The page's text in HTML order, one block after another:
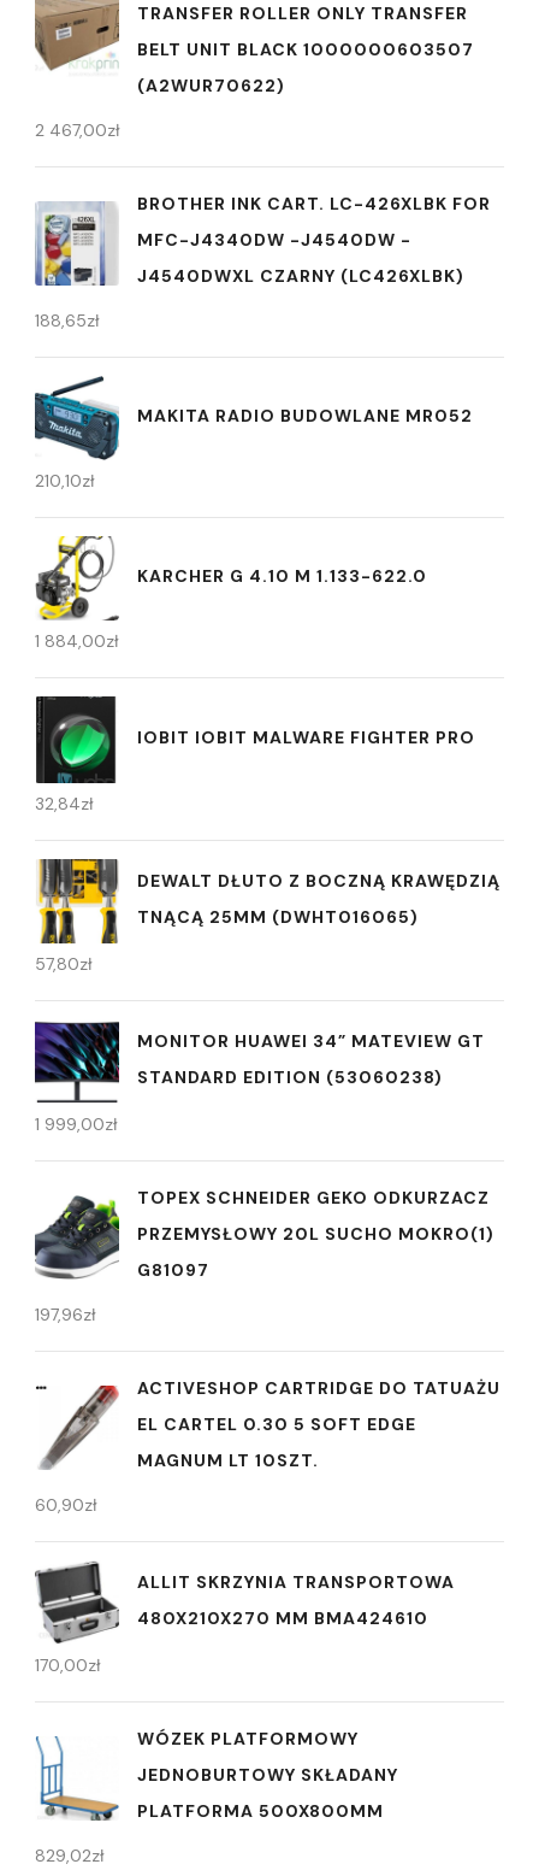
TRANSFER ROLLER ONLY TRANSFER
BELT UNIT BLACK 1000000603507
(A2WUR70622)
2 467,00zł
BROTHER INK CART. LC-426XLBK FOR
MFC-J4340DW -J4540DW -
J4540DWXL CZARNY (LC426XLBK)
188,65zł
MAKITA RADIO BUDOWLANE MR052
210,10zł
KARCHER G 4.10 M 1.133-622.0
1 884,00zł
IOBIT IOBIT MALWARE FIGHTER PRO
32,84zł
DEWALT DŁUTO Z BOCZNĄ KRAWĘDZIĄ
TNĄCĄ 25MM (DWHT016065)
57,80zł
MONITOR HUAWEI 34” MATEVIEW GT
STANDARD EDITION (53060238)
1 999,00zł
TOPEX SCHNEIDER GEKO ODKURZACZ
PRZEMYSŁOWY 20L SUCHO MOKRO(1)
G81097
197,96zł
ACTIVESHOP CARTRIDGE DO TATUAŻU
EL CARTEL 0.30 5 SOFT EDGE
MAGNUM LT 10SZT.
60,90zł
ALLIT SKRZYNIA TRANSPORTOWA
480X210X270 MM BMA424610
170,00zł
WÓZEK PLATFORMOWY
JEDNOBURTOWY SKŁADANY
PLATFORMA 500X800MM
829,02zł